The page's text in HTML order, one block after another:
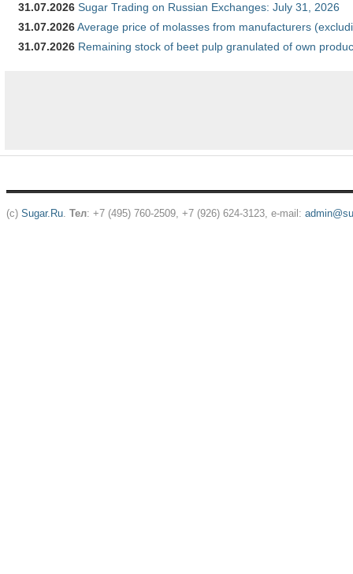
31.07.2026 Sugar Trading on Russian Exchanges: July 31, 2026
31.07.2026Average price of molasses from manufacturers
31.07.2026 Remaining stock of beet pulp granulated of own
(c) Sugar.Ru. Тел: +7 (495) 760-2509, +7 (926) 624-3123, e-mail: